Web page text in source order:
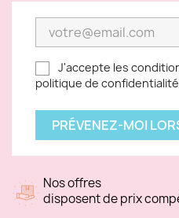
J'accepte les
politique de confidentialité
PRÉVENEZ-MOI
Nos offres
disposent de prix